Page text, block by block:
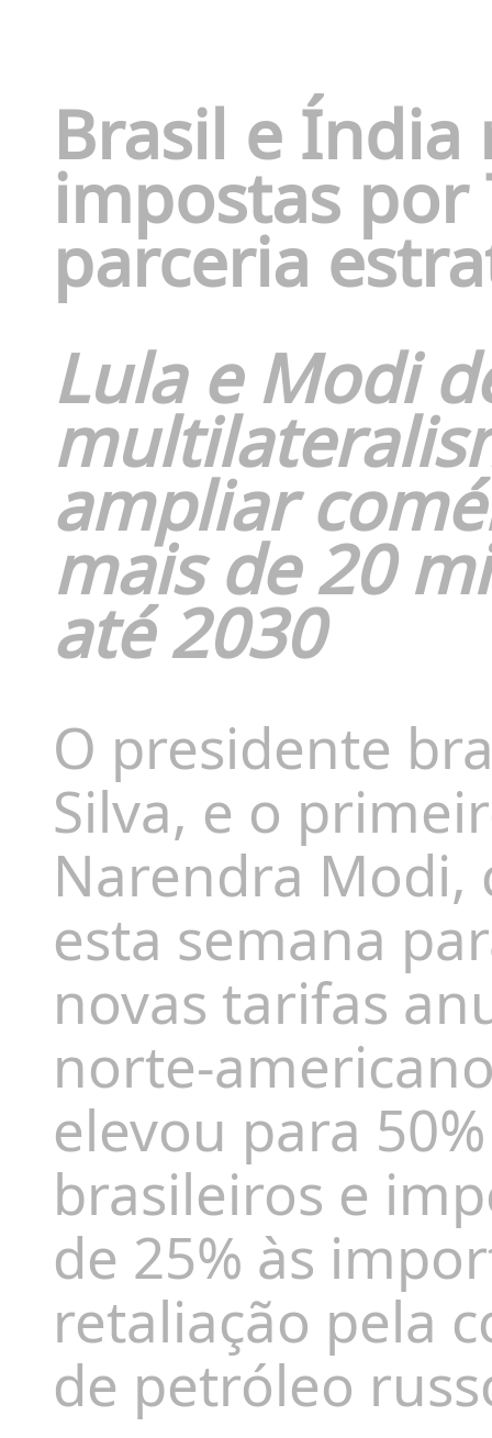
Brasil e
impostas
parceria
Lula e Modi
ampliar
mais de 20
até 2030
O presidente
Silva, e o
Narendra
esta semana
novas tarifas
norte-
elevou para
brasileiros e
de 25% às
retaliação pela
de petróleo